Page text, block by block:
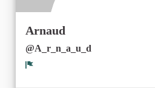
Arnaud
@A_r_n_a_u_d